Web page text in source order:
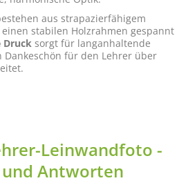
aus strapazierfähigem
einen stabilen Holzrahmen gespannt
Druck sorgt für langanhaltende
Dankeschön für den Lehrer über
Leinwandfoto -
und Antworten